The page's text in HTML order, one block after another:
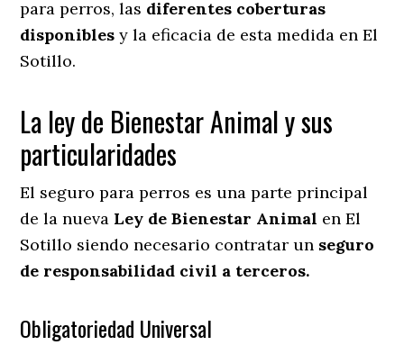
para perros, las diferentes coberturas
disponibles y la eficacia de esta medida en El
Sotillo.
La ley de Bienestar Animal y sus
particularidades
El seguro para perros es una parte principal
de la nueva Ley de Bienestar Animal en El
Sotillo siendo necesario contratar un seguro
de responsabilidad civil a terceros.
Obligatoriedad Universal